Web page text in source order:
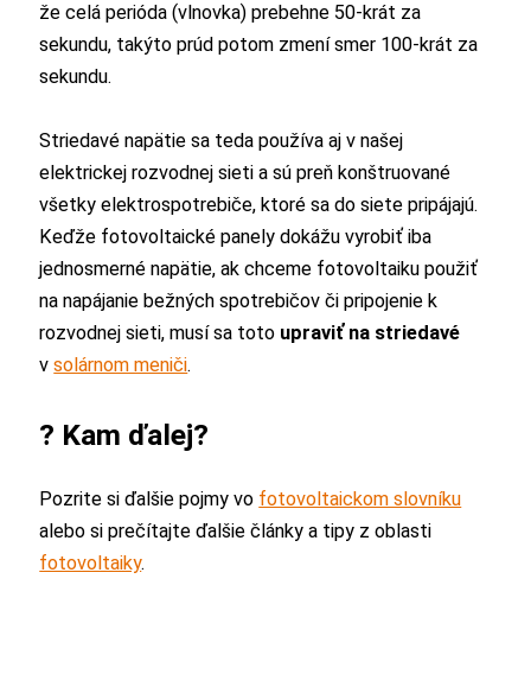
že celá perióda (vlnovka) prebehne 50-krát za
sekundu, takýto prúd potom zmení smer 100-krát za
sekundu.
Striedavé napätie sa teda používa aj v našej
elektrickej rozvodnej sieti a sú preň konštruované
všetky elektrospotrebiče, ktoré sa do siete pripájajú.
Keďže fotovoltaické panely dokážu vyrobiť iba
jednosmerné napätie, ak chceme fotovoltaiku použiť
na napájanie bežných spotrebičov či pripojenie k
rozvodnej sieti, musí sa toto upraviť na striedavé
vsolárnom meniči.
? Kam ďalej?
Pozrite si ďalšie pojmy vo fotovoltaickom slovníku
alebo si prečítajte ďalšie články a tipy z oblasti
fotovoltaiky.